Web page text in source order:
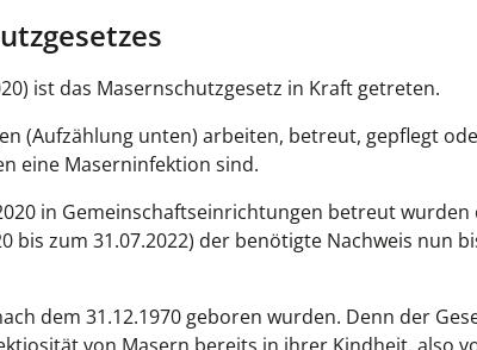
ist das Masernschutzgesetz in Kraft getreten.
(Aufzählung unten) arbeiten, betreut, gepflegt
eine Maserninfektion sind.
in Gemeinschaftseinrichtungen betreut
bis zum 31.07.2022) der benötigte Nachweis nun
dem 31.12.1970 geboren wurden. Denn der